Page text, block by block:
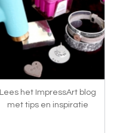
Lees het ImpressArt blog
met tips en inspiratie